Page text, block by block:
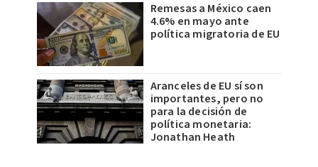
Remesas a México caen
4.6% en mayo ante
política migratoria de EU
Aranceles de EU sí son
importantes, pero no
para la decisión de
política monetaria:
Jonathan Heath